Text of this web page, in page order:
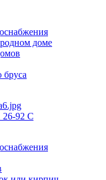
доме
бруса
26-92 С